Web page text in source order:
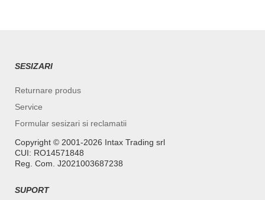
SESIZARI
Returnare produs
Service
Formular sesizari si reclamatii
Copyright ©️ 2001-2026 Intax Trading srl
CUI: RO14571848
Reg. Com. J2021003687238
SUPORT